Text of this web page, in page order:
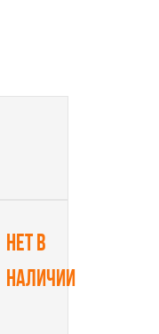
Нет в
наличии